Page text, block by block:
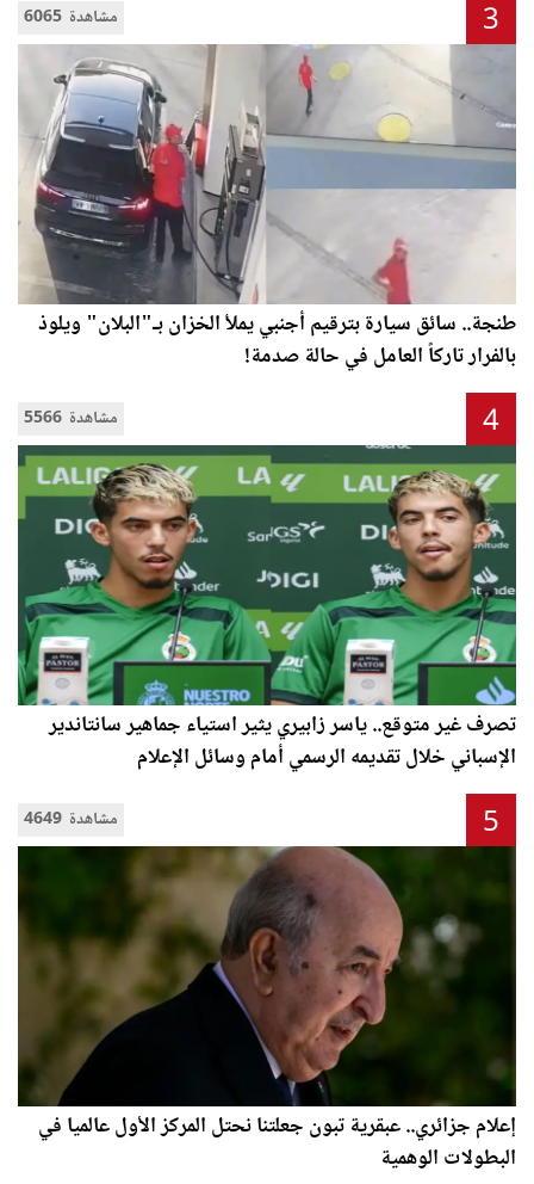
6065 مشاهدة 3
طنجة.. سائق سيارة بترقيم أجنبي يملأ الخزان بـ"البلان" ويلوذ
بالفرار تاركاً العامل في حالة صدمة!
5566 مشاهدة 4
تصرف غير متوقع.. ياسر زابيري يثير استياء جماهير سانتاندير
الإسباني خلال تقديمه الرسمي أمام وسائل الإعلام
4649 مشاهدة 5
إعلام جزائري.. عبقرية تبون جعلتنا نحتل المركز الأول عالميا في
البطولات الوهمية